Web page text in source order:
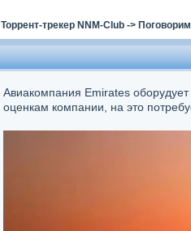
Торрент-трекер NNM-Club -> Поговорим
Авиакомпания Emirates
оценкам компании, на это